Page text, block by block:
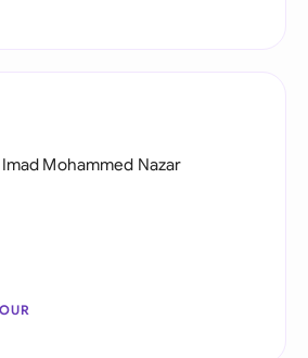
Imad Mohammed Nazar